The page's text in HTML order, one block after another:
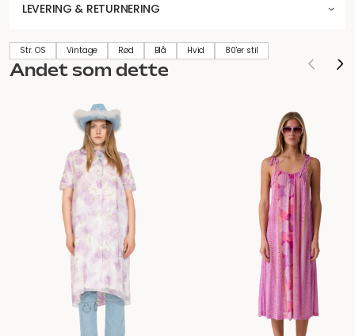
LEVERING & RETURNERING
Str. OS Vintage Rød Blå Hvid 80'er stil
Andet som dette